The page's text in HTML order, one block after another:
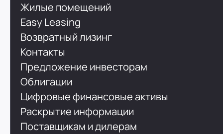
Жилые помещений
Easy Leasing
Возвратный лизинг
Контакты
Предложение инвесторам
Облигации
Цифровые финансовые активы
Раскрытие информации
Поставщикам и дилерам